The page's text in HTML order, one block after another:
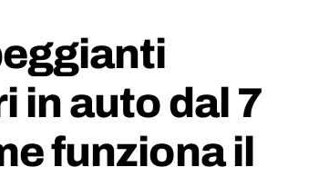
in auto dal 7
funziona il